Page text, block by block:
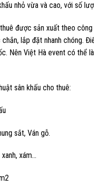
nhỏ vừa và cao, với số
được sản xuất theo công
lắp đặt nhanh chóng.
Nên Việt Hà event có thể
sân khấu cho thuê:
sắt, Ván gỗ.
xám…